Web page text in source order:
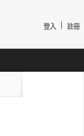
登入 註冊